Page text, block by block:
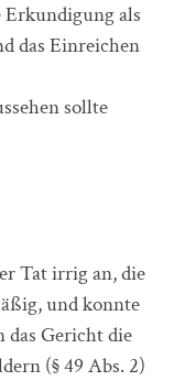
als
das Einreichen
sollte
Tat irrig an, die
und konnte
das Gericht die
(§ 49 Abs. 2)